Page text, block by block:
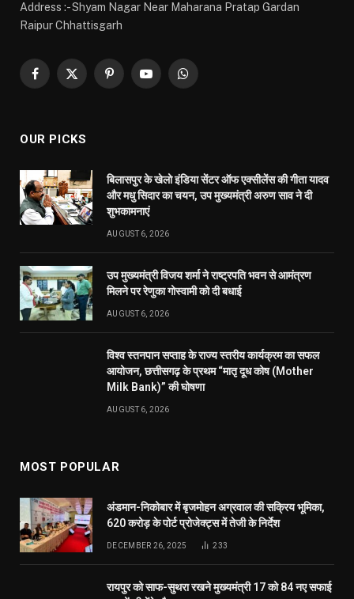
Address :- Shyam Nagar Near Maharana Pratap Gardan
Raipur Chhattisgarh
Facebook
X
PinterestYouTubeWhatsApp
OUR PICKS
बिलासपुर के खेलो इंडिया सेंटर ऑफ एक्सीलेंस की गीता यादव
और मधु सिदार का चयन, उप मुख्यमंत्री अरुण साव ने दी
शुभकामनाएं
AUGUST 6, 2026
उप मुख्यमंत्री विजय शर्मा ने राष्ट्रपति भवन से आमंत्रण
मिलने पर रेणुका गोस्वामी को दी बधाई
AUGUST 6, 2026
विश्व स्तनपान सप्ताह के राज्य स्तरीय कार्यक्रम का सफल
आयोजन, छत्तीसगढ़ के प्रथम “मातृ दूध कोष (Mother
Milk Bank)” की घोषणा
AUGUST 6, 2026
MOST POPULAR
अंडमान-निकोबार में बृजमोहन अग्रवाल की सक्रिय भूमिका,
620 करोड़ के पोर्ट प्रोजेक्ट्स में तेजी के निर्देश
DECEMBER 26, 2025 233
रायपुर को साफ-सुथरा रखने मुख्यमंत्री 17 को 84 नए सफाई